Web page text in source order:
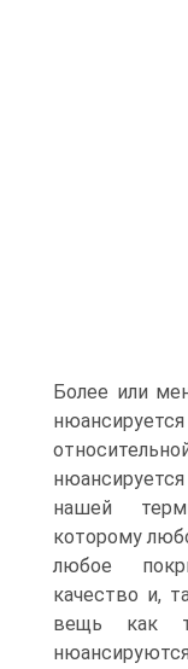
Более или
нашей
которому
любое
качество и,
вещь как